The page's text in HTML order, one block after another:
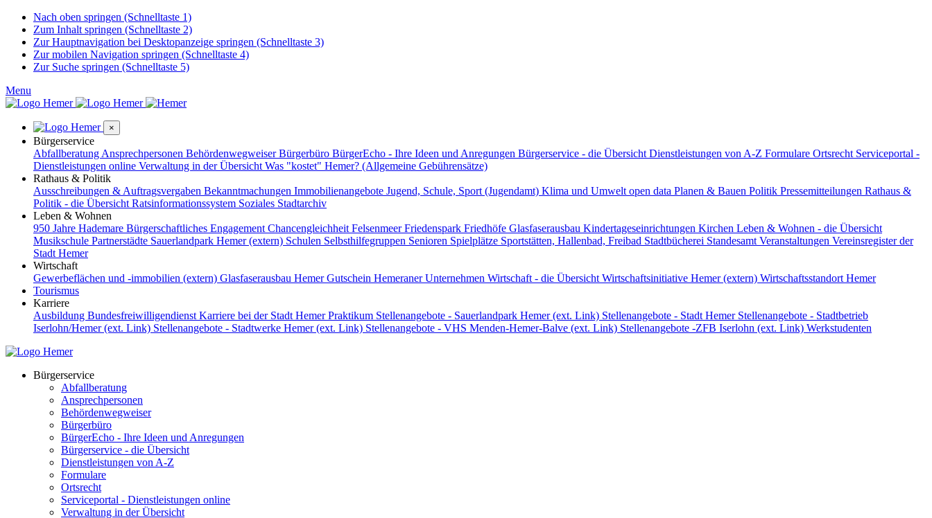
Nach oben springen (Schnelltaste 1)
Zum Inhalt springen (Schnelltaste 2)
Zur Hauptnavigation bei Desktopanzeige springen (Schnelltaste 3)
Zur mobilen Navigation springen (Schnelltaste 4)
Zur Suche springen (Schnelltaste 5)
Menu
×
Bürgerservice
Abfallberatung Ansprechpersonen BehördenwegweiserBürgerbüro BürgerEcho - Ihre Ideen und Anregungen Bürgerservice - die Übersicht Dienstleistungen von A-Z Formulare Ortsrecht Serviceportal -
Dienstleistungen online Verwaltung in der Übersicht Was "kostet" Hemer? (Allgemeine Gebührensätze)
Rathaus & Politik
Ausschreibungen & Auftragsvergaben Bekanntmachungen Immobilienangebote Jugend, Schule, Sport (Jugendamt) Klima und Umwelt open data Planen & Bauen Politik Pressemitteilungen Rathaus &
Politik - die Übersicht Ratsinformationssystem Soziales Stadtarchiv
Leben & Wohnen
950 Jahre Hademare Bürgerschaftliches Engagement Chancengleichheit FelsenmeerFriedenspark Friedhöfe Glasfaserausbau Kindertageseinrichtungen Kirchen Leben & Wohnen - die Übersicht
Musikschule Partnerstädte Sauerlandpark Hemer (extern) Schulen Selbsthilfegruppen Senioren Spielplätze Sportstätten, Hallenbad, Freibad Stadtbücherei Standesamt Veranstaltungen Vereinsregister der
Stadt Hemer
Wirtschaft
Gewerbeflächen und -immobilien (extern) Glasfaserausbau Hemer Gutschein Hemeraner Unternehmen Wirtschaft - die Übersicht Wirtschaftsinitiative Hemer (extern) Wirtschaftsstandort Hemer
Tourismus
Karriere
Ausbildung Bundesfreiwilligendienst Karriere bei der Stadt HemerPraktikum Stellenangebote - Sauerlandpark Hemer (ext. Link) Stellenangebote - Stadt Hemer Stellenangebote - Stadtbetrieb
Iserlohn/Hemer (ext. Link) Stellenangebote - Stadtwerke Hemer (ext. Link) Stellenangebote - VHS Menden-Hemer-Balve (ext. Link) Stellenangebote -ZFB Iserlohn (ext. Link) Werkstudenten
Bürgerservice
Abfallberatung
Ansprechpersonen
Behördenwegweiser
Bürgerbüro
BürgerEcho - Ihre Ideen und Anregungen
Bürgerservice - die Übersicht
Dienstleistungen von A-Z
Formulare
Ortsrecht
Serviceportal - Dienstleistungen online
Verwaltung in der Übersicht